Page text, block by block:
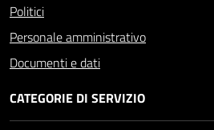
Politici
Personale amministrativo
Documenti e dati
CATEGORIE DI SERVIZIO